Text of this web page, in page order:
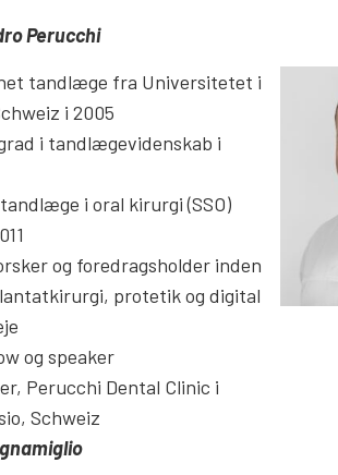
Perucchi
tandlæge fra Universitetet i
i 2005
i tandlægevidenskab i
i oral kirurgi (SSO)
og foredragsholder inden
protetik og digital
og speaker
Perucchi Dental Clinic i
Schweiz